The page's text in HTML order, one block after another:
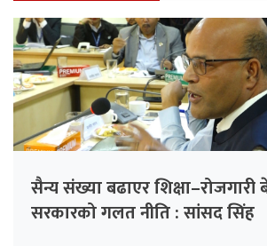
सैन्य संख्या बढाएर शिक्षा–रोजगारी
सरकारको गलत नीति : सांसद सिंह